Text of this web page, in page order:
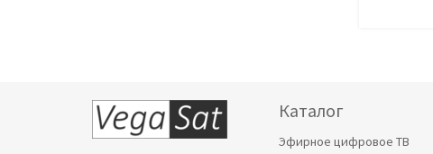
Каталог
Эфирное цифровое ТВ